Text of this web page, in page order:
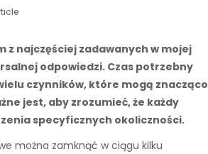
z najczęściej zadawanych w mojej
odpowiedzi. Czas potrzebny
czynników, które mogą znacząco
jest, aby zrozumieć, że każdy
specyficznych okoliczności.
można zamknąć w ciągu kilku